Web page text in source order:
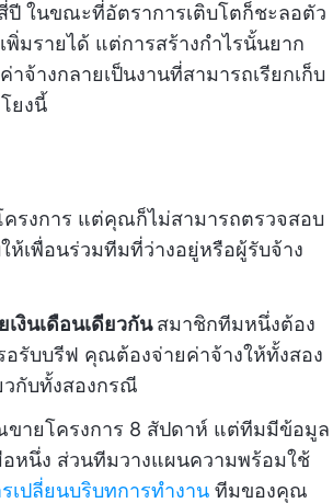
ปี ในขณะที่อัตราการเติบโตก็ชะลอตัว
มรายได้ แต่การสร้างกำไรนั้นยาก
จ้างกลายเป็นงานที่สามารถเรียกเก็บ
ยงนี้
ครงการ แต่คุณก็ไม่สามารถตรวจสอบ
เพื่อนร่วมทีมที่ว่างอยู่หรือผู้รับจ้าง
เงินเดือนเดียวกันสมาชิกทีมหนึ่งต้อง
รับบรีฟ คุณต้องจ่ายค่าจ้างให้ทั้งสอง
กับทั้งสองกรณี
ายโครงการ 8 สัปดาห์ แต่ทีมมีข้อมูล
หนึ่ง ส่วนทีมวางแผนความพร้อมใช้
เปลี่ยนบริบทการทำงาน ทีมของคุณ